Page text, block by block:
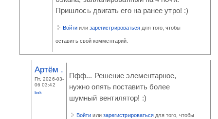
Пришлось двигать его на ранее утро! :)
Войти или зарегистрироваться для того, чтобы
оставить свой комментарий.
Артём .
Пт, 2026-03-
06 03:42
link
Пфф... Решение элементарное,
нужно опять поставить более
шумный вентилятор! :)
Войти или зарегистрироваться для того, чтобы